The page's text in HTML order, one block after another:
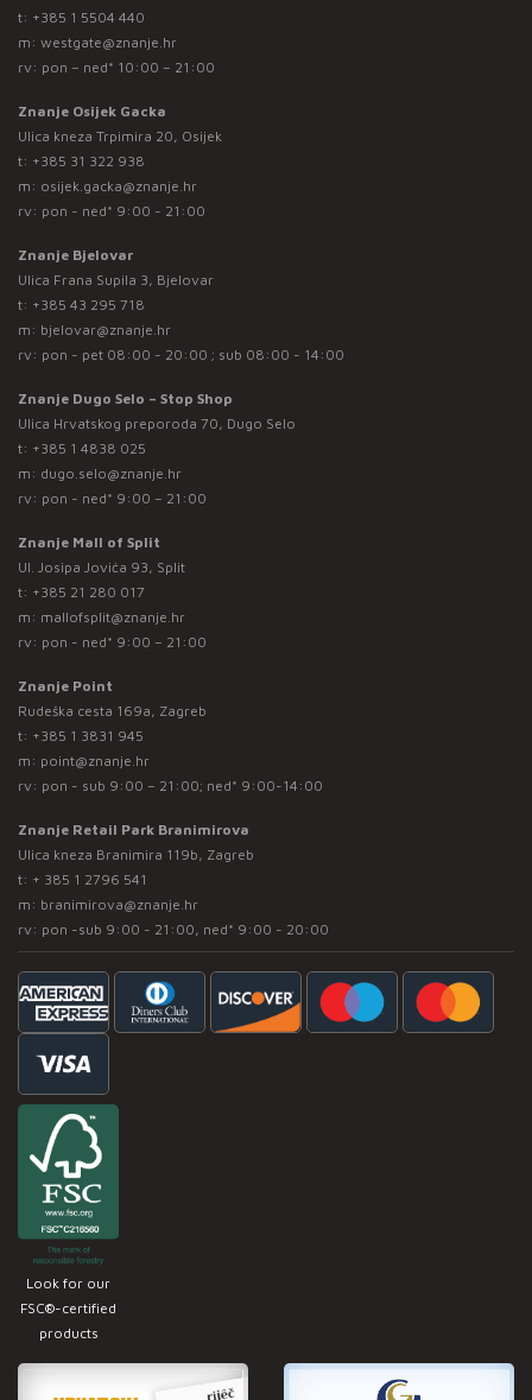
t: +385 1 5504 440
m: westgate@znanje.hr
rv: pon – ned* 10:00 – 21:00
Znanje Osijek Gacka
Ulica kneza Trpimira 20, Osijek
t: +385 31 322 938
m: osijek.gacka@znanje.hr
rv: pon - ned* 9:00 - 21:00
Znanje Bjelovar
Ulica Frana Supila 3, Bjelovar
t: +385 43 295 718
m: bjelovar@znanje.hr
rv: pon - pet 08:00 - 20:00 ; sub 08:00 - 14:00
Znanje Dugo Selo – Stop Shop
Ulica Hrvatskog preporoda 70, Dugo Selo
t: +385 1 4838 025
m: dugo.selo@znanje.hr
rv: pon - ned* 9:00 – 21:00
Znanje Mall of Split
Ul. Josipa Jovića 93, Split
t: +385 21 280 017
m: mallofsplit@znanje.hr
rv: pon - ned* 9:00 – 21:00
Znanje Point
Rudeška cesta 169a, Zagreb
t: +385 1 3831 945
m: point@znanje.hr
rv: pon - sub 9:00 – 21:00; ned* 9:00-14:00
Znanje Retail Park Branimirova
Ulica kneza Branimira 119b, Zagreb
t: + 385 1 2796 541
m: branimirova@znanje.hr
rv: pon -sub 9:00 - 21:00, ned* 9:00 - 20:00
Look for our
FSC®-certified
products